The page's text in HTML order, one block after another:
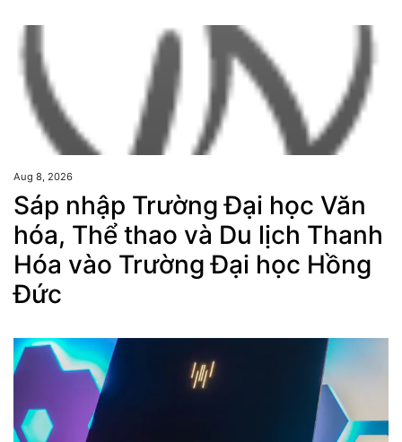
Aug 8, 2026
Sáp nhập Trường Đại học Văn
hóa, Thể thao và Du lịch Thanh
Hóa vào Trường Đại học Hồng
Đức